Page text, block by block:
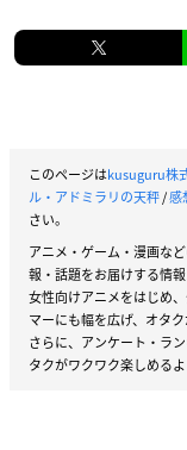
このページはkusuguru株
ル・アドミラリの天秤/感
さい。
アニメ・ゲーム・漫画な
報・話題をお届けする情
女性向けアニメをはじめ
マーにも幅を広げ、オタ
さらに、アンケート・ラ
タクがワクワク楽しめる